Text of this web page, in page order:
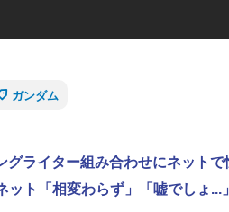
ガンダム
ライター組み合わせにネットで
ト「相変わらず」「嘘でしょ...」